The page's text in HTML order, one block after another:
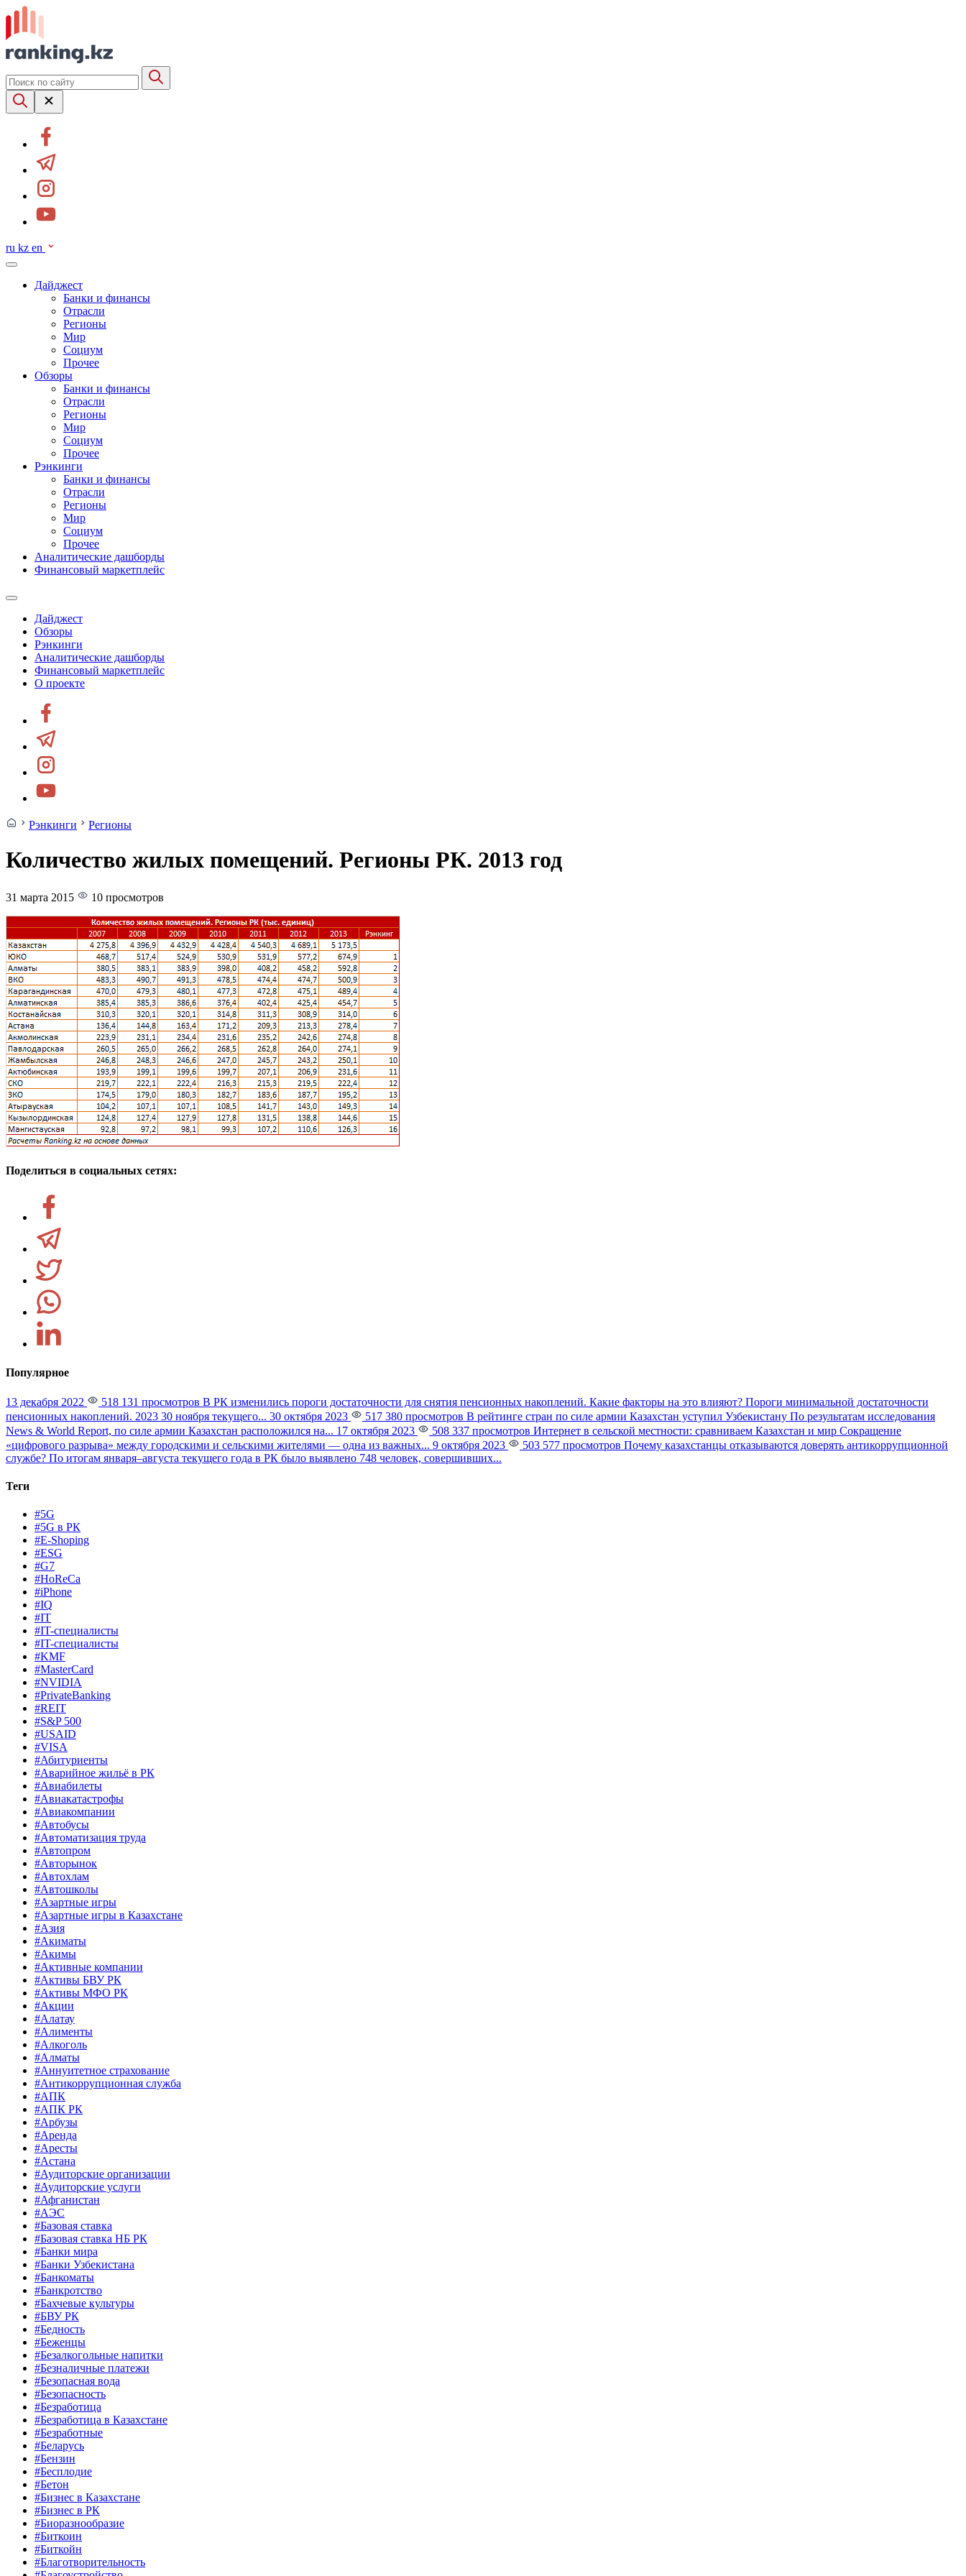
ru kz en
Дайджест
Банки и финансы
Отрасли
Регионы
Мир
Социум
Прочее
Обзоры
Банки и финансы
Отрасли
Регионы
Мир
Социум
Прочее
Рэнкинги
Банки и финансы
Отрасли
Регионы
Мир
Социум
Прочее
Аналитические дашборды
Финансовый маркетплейс
Дайджест
Обзоры
Рэнкинги
Аналитические дашборды
Финансовый маркетплейс
О проекте
Рэнкинги Регионы
Количество жилых помещений. Регионы РК. 2013 год
31 марта 2015 10 просмотров
Поделиться в социальных сетях:
Популярное
13 декабря 2022 518 131 просмотров В РК изменились пороги достаточности для снятия пенсионных накоплений. Какие факторы на это влияют? Пороги минимальной достаточности
пенсионных накоплений. 2023 30 ноября текущего... 30 октября 2023 517 380 просмотров В рейтинге стран по силе армии Казахстан уступил Узбекистану По результатам исследования
News & World Report, по силе армии Казахстан расположился на... 17 октября 2023 508 337 просмотров Интернет в сельской местности: сравниваем Казахстан и мир Сокращение
«цифрового разрыва» между городскими и сельскими жителями — одна из важных... 9 октября 2023 503 577 просмотров Почему казахстанцы отказываются доверять антикоррупционной
службе? По итогам января–августа текущего года в РК было выявлено 748 человек, совершивших...
Теги
#5G
#5G в РК
#E-Shoping
#ESG
#G7
#HoReCa
#iPhone
#IQ
#IT
#IT-специалисты
#IT-специалисты
#KMF
#MasterCard
#NVIDIA
#PrivateBanking
#REIT
#S&P 500
#USAID
#VISA
#Абитуриенты
#Аварийное жильё в РК
#Авиабилеты
#Авиакатастрофы
#Авиакомпании
#Автобусы
#Автоматизация труда
#Автопром
#Авторынок
#Автохлам
#Автошколы
#Азартные игры
#Азартные игры в Казахстане
#Азия
#Акиматы
#Акимы
#Активные компании
#Активы БВУ РК
#Активы МФО РК
#Акции
#Алатау
#Алименты
#Алкоголь
#Алматы
#Аннуитетное страхование
#Антикоррупционная служба
#АПК
#АПК РК
#Арбузы
#Аренда
#Аресты
#Астана
#Аудиторские организации
#Аудиторские услуги
#Афганистан
#АЭС
#Базовая ставка
#Базовая ставка НБ РК
#Банки мира
#Банки Узбекистана
#Банкоматы
#Банкротство
#Бахчевые культуры
#БВУ РК
#Бедность
#Беженцы
#Безалкогольные напитки
#Безналичные платежи
#Безопасная вода
#Безопасность
#Безработица
#Безработица в Казахстане
#Безработные
#Беларусь
#Бензин
#Бесплодие
#Бетон
#Бизнес в Казахстане
#Бизнес в РК
#Биоразнообразие
#Биткоин
#Биткойн
#Благотворительность